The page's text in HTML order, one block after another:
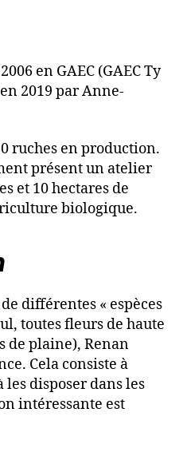
en GAEC (GAEC Ty
2019 par Anne-
ruches en production.
présent un atelier
et 10 hectares de
biologique.
différentes « espèces
toutes fleurs de haute
de plaine), Renan
Cela consiste à
les disposer dans les
intéressante est